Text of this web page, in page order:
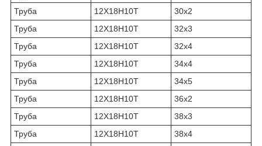
Труба
12Х18Н10Т
30х2
Труба
12Х18Н10Т
32х3
Труба
12Х18Н10Т
32х4
Труба
12Х18Н10Т
34х4
Труба
12Х18Н10Т
34х5
Труба
12Х18Н10Т
36х2
Труба
12Х18Н10Т
38х3
Труба
12Х18Н10Т
38х4